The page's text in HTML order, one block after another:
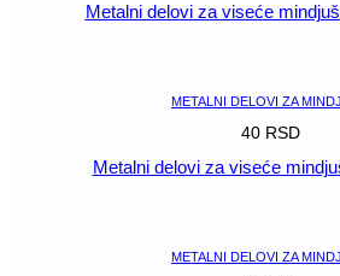
Metalni delovi za viseće
METALNI DELOVI ZA
40 RSD
Metalni delovi za viseće
METALNI DELOVI ZA